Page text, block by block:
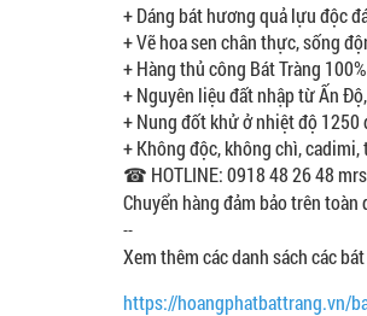
+ Dáng bát hương quả lựu độc
+ Vẽ hoa sen chân thực, sống
+ Hàng thủ công Bát Tràng 100%
+ Nguyên liệu đất nhập từ Ấn
+ Nung đốt khử ở nhiệt độ 1250
+ Không độc, không chì, cadimi,
☎ HOTLINE: 0918 48 26 48
Chuyển hàng đảm bảo trên
--
Xem thêm các danh sách các
https://hoangphatbattrang.vn/